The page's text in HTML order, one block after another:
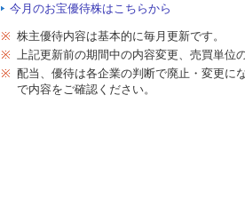
今月のお宝優待株はこちらから
※ 株主優待内容は基本的に毎月更新です。
※ 上記更新前の期間中の内容変更、売買単位
※ 配当、優待は各企業の判断で廃止・変更に
で内容をご確認ください。